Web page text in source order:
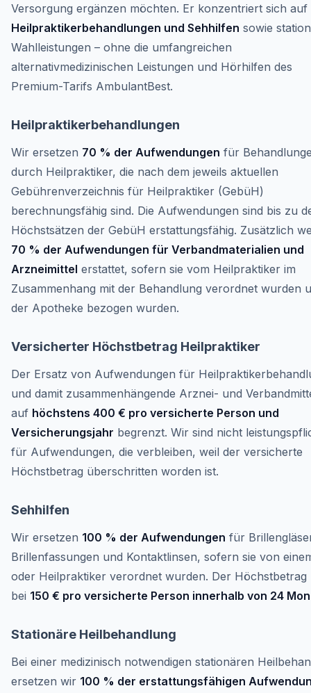
Versorgung ergänzen möchten. Er konzentriert sich auf
Heilpraktikerbehandlungen und Sehhilfen sowie
Wahlleistungen – ohne die umfangreichen
alternativmedizinischen Leistungen und Hörhilfen des
Premium-Tarifs AmbulantBest.
Heilpraktikerbehandlungen
Wir ersetzen 70 % der Aufwendungen für
durch Heilpraktiker, die nach dem jeweils aktuellen
Gebührenverzeichnis für Heilpraktiker (GebüH)
berechnungsfähig sind. Die Aufwendungen sind bis zu
Höchstsätzen der GebüH erstattungsfähig. Zusätzlich
70 % der Aufwendungen für Verbandmaterialien und
Arzneimittel erstattet, sofern sie vom Heilpraktiker im
Zusammenhang mit der Behandlung verordnet wurden
der Apotheke bezogen wurden.
Versicherter Höchstbetrag Heilpraktiker
Der Ersatz von Aufwendungen für
und damit zusammenhängende Arznei- und
auf höchstens 400 € pro versicherte Person und
Versicherungsjahr begrenzt. Wir sind nicht
für Aufwendungen, die verbleiben, weil der versicherte
Höchstbetrag überschritten worden ist.
Sehhilfen
Wir ersetzen 100 % der Aufwendungen für
Brillenfassungen und Kontaktlinsen, sofern sie von
oder Heilpraktiker verordnet wurden. Der Höchstbetrag
bei 150 € pro versicherte Person innerhalb von 24
Stationäre Heilbehandlung
Bei einer medizinisch notwendigen stationären
ersetzen wir 100 % der erstattungsfähigen